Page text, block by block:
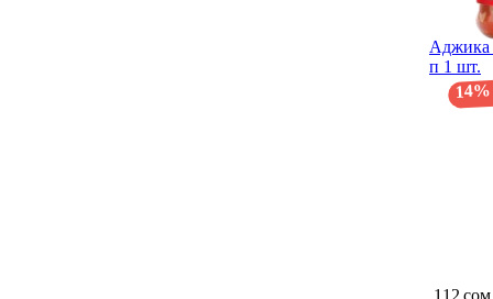
14%
Аджика
п 1 шт.